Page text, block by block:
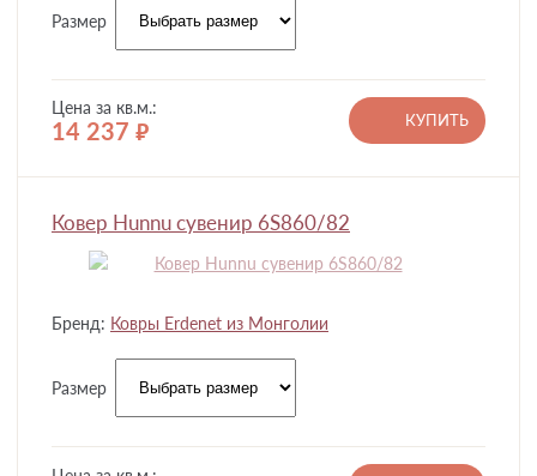
Размер
Цена за кв.м.:
14 237 руб.
КУПИТЬ
Ковер Hunnu сувенир 6S860/82
Бренд: Ковры Erdenet из Монголии
Размер